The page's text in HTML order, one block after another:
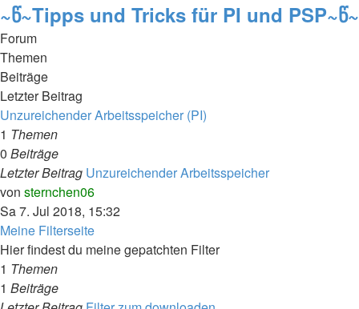
~წ~Tipps und Tricks für PI und PSP~წ~
Forum
Themen
Beiträge
Letzter Beitrag
Unzureichender Arbeitsspeicher (PI)
1 Themen
0 Beiträge
Letzter Beitrag Unzureichender Arbeitsspeicher
von sternchen06Neuester
Beitrag
Sa 7. Jul 2018, 15:32
Meine Filterseite
Hier findest du meine gepatchten Filter
1 Themen
1 Beiträge